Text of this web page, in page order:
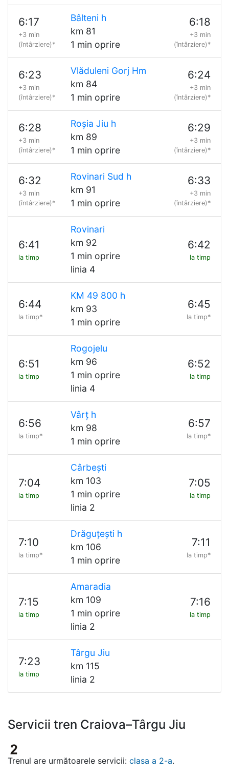
6:17
+3 min
(întârziere)*
Bâlteni h
km 81
1 min oprire
6:18
+3 min
(întârziere)*
6:23
+3 min
(întârziere)*
Vlăduleni Gorj Hm
km 84
1 min oprire
6:24
+3 min
(întârziere)*
6:28
+3 min
(întârziere)*
Roșia Jiu h
km 89
1 min oprire
6:29
+3 min
(întârziere)*
6:32
+3 min
(întârziere)*
Rovinari Sud h
km 91
1 min oprire
6:33
+3 min
(întârziere)*
6:41
la timp
Rovinari
km 92
1 min oprire
linia 4
6:42
la timp
6:44
la timp*
KM 49 800 h
km 93
1 min oprire
6:45
la timp*
6:51
la timp
Rogojelu
km 96
1 min oprire
linia 4
6:52
la timp
6:56
la timp*
Vârț h
km 98
1 min oprire
6:57
la timp*
7:04
la timp
Cârbești
km 103
1 min oprire
linia 2
7:05
la timp
7:10
la timp*
Drăguțești h
km 106
1 min oprire
7:11
la timp*
7:15
la timp
Amaradia
km 109
1 min oprire
linia 2
7:16
la timp
7:23
la timp
Târgu Jiu
km 115
linia 2
Servicii tren Craiova–Târgu Jiu
Trenul are următoarele servicii: clasa a 2-a.